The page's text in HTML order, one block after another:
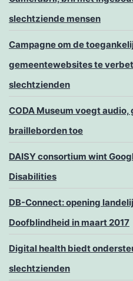
slechtziende mensen
Campagne om de
gemeentewebsites te
slechtzienden
CODA Museum voegt audio,
brailleborden toe
DAISY consortium wint
Disabilities
DB-Connect: opening
Doofblindheid in maart 2017
Digital health biedt
slechtzienden